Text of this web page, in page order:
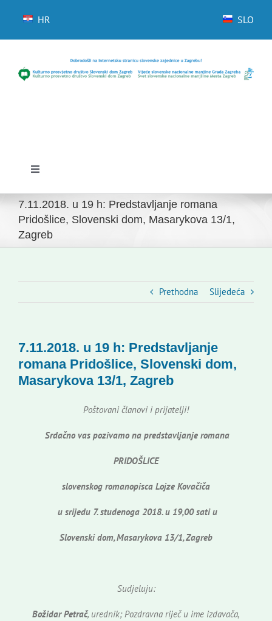
HR SLO
Toggle
Početna
Novosti
Slovenski dom Zagreb
Kontakti
Izdavaštvo
Korisne informacije
7.11.2018. u 19 h: Predstavljanje romana
Pridošlice, Slovenski dom, Masarykova 13/1,
Zagreb
Prethodna Slijedeća
7.11.2018. u 19 h: Predstavljanje
romana Pridošlice, Slovenski dom,
Masarykova 13/1, Zagreb
Poštovani članovi i prijatelji!
Srdačno vas pozivamo na predstavljanje romana
PRIDOŠLICE
slovenskog romanopisca Lojze Kovačiča
u srijedu 7. studenoga 2018. u 19,00 sati u
Slovenski dom, Masarykova 13/1, Zagreb
Sudjeluju:
Božidar Petrač, urednik; Pozdravna riječ u ime izdavača,